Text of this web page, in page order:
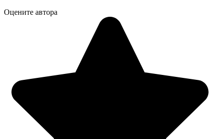
Оцените автора